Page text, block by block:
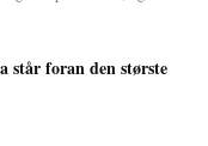
står foran den største